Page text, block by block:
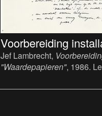
Voorbereiding
Jef Lambrecht,
"Waardepapieren", 1986.